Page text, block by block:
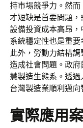
持市場競爭力。然
才短缺是首要問題，
設備投資成本高昂
系統穩定性也是重
此外，勞動力結構
造成社會問題。政
慧製造生態系。透
台灣製造業順利邁向
實際應用